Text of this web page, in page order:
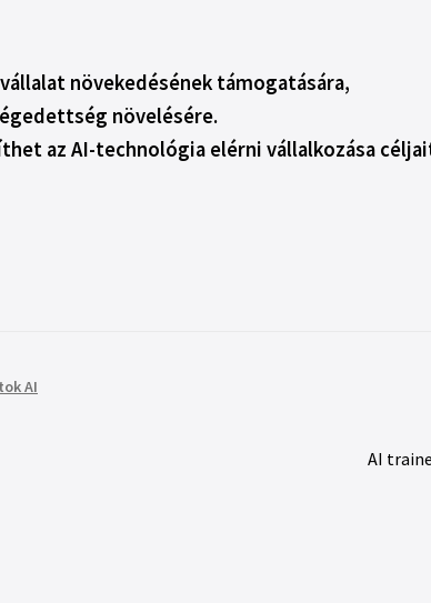
növekedésének támogatására,
növelésére.
az AI-technológia elérni vállalkozása
AI
AI